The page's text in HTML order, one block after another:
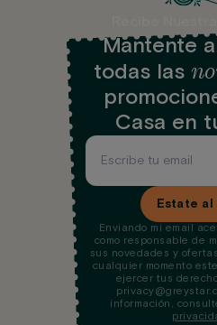
Mantente
todas las
Casa en
Estate
Enviando mi email
como responsable de
sus novedades y
cualquier momento
ejercer tus
información,